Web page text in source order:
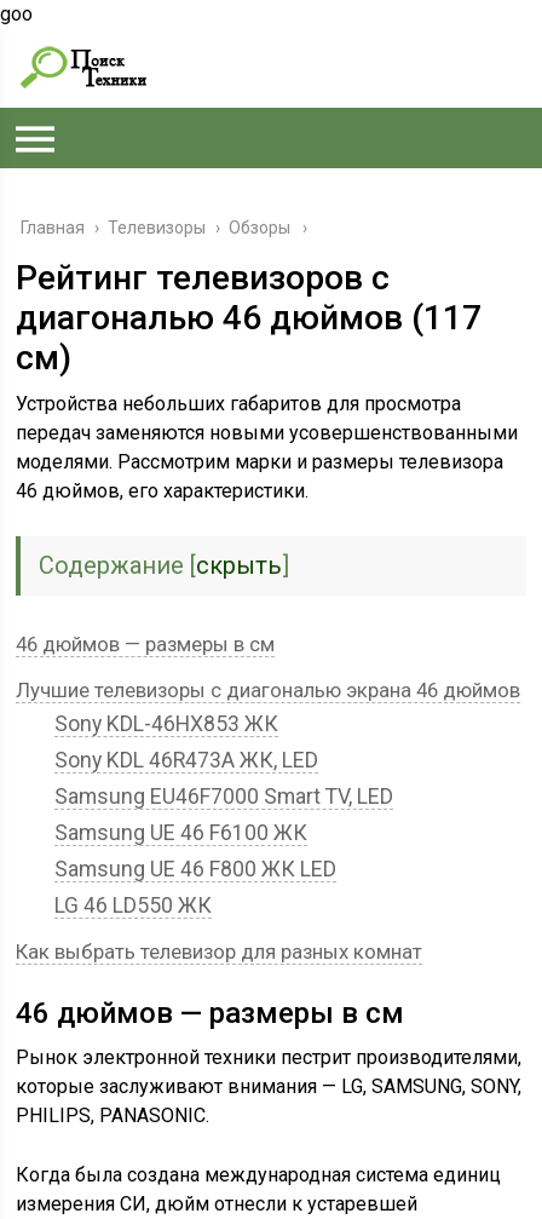
goo
Главная › Телевизоры › Обзоры
Рейтинг телевизоров с
диагональю 46 дюймов (117
см)
Устройства небольших габаритов для просмотра
передач заменяются новыми усовершенствованными
моделями. Рассмотрим марки и размеры телевизора
46 дюймов, его характеристики.
Содержание [скрыть]
46 дюймов — размеры в см
Лучшие телевизоры с диагональю экрана 46 дюймов
Sony KDL-46HX853 ЖК
Sony KDL 46R473A ЖК, LED
Samsung EU46F7000 Smart TV, LED
Samsung UE 46 F6100 ЖК
Samsung UE 46 F800 ЖК LED
LG 46 LD550 ЖК
Как выбрать телевизор для разных комнат
46 дюймов — размеры в см
Рынок электронной техники пестрит производителями,
которые заслуживают внимания — LG, SAMSUNG, SONY,
PHILIPS, PANASONIC.
Когда была создана международная система единиц
измерения СИ, дюйм отнесли к устаревшей